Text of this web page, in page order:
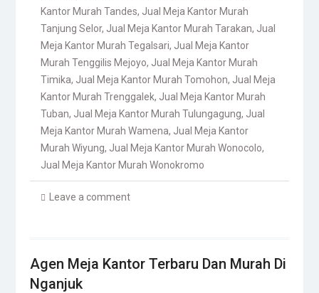
Kantor Murah Tandes, Jual Meja Kantor Murah
Tanjung Selor, Jual Meja Kantor Murah Tarakan, Jual
Meja Kantor Murah Tegalsari, Jual Meja Kantor
Murah Tenggilis Mejoyo, Jual Meja Kantor Murah
Timika, Jual Meja Kantor Murah Tomohon, Jual Meja
Kantor Murah Trenggalek, Jual Meja Kantor Murah
Tuban, Jual Meja Kantor Murah Tulungagung, Jual
Meja Kantor Murah Wamena, Jual Meja Kantor
Murah Wiyung, Jual Meja Kantor Murah Wonocolo,
Jual Meja Kantor Murah Wonokromo
Leave a comment
Agen Meja Kantor Terbaru Dan Murah Di
Nganjuk